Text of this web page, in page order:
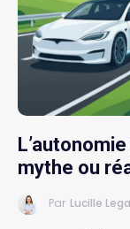
mythe ou
Par Lucille